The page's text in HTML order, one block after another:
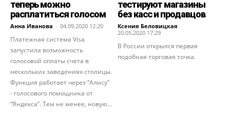
теперь можно
расплатиться голосом
Анна Иванова - 04.09.2020 12:20
Платежная система Visa
запустила возможность
голосовой оплаты счета в
нескольких заведениях столицы.
Функция работает через “Алису”
- голосового помощника от
“Яндекса”. Тем не менее, новую...
тестируют магазины
без касс и продавцов
Ксения Беловицкая -
20.05.2020 17:29
В России открылся первая
подобная торговая точка.